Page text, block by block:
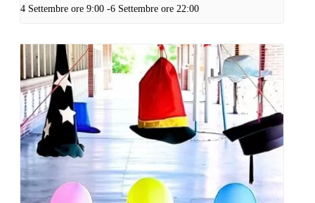
4 Settembre ore 9:00 -6 Settembre ore 22:00